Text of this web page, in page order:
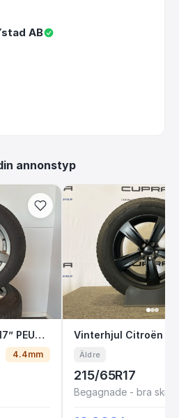
AB
annonstyp
17” PEUGEOT 3008
Kompletta Vinterhjul 17” PEUGEOT 3008
4.4mm
Vinterhjul
Äldre
215/65R17
Begagnade - bra skick